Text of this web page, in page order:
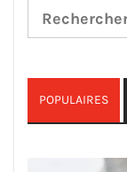
Rechercher :
POPULAIRES